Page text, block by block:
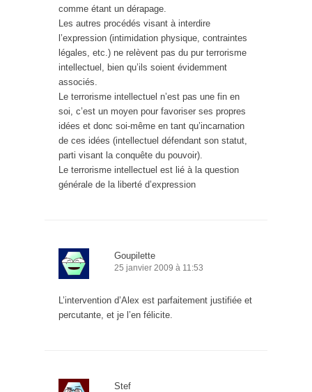
comme étant un dérapage.
Les autres procédés visant à interdire
l’expression (intimidation physique, contraintes
légales, etc.) ne relèvent pas du pur terrorisme
intellectuel, bien qu’ils soient évidemment
associés.
Le terrorisme intellectuel n’est pas une fin en
soi, c’est un moyen pour favoriser ses propres
idées et donc soi-même en tant qu’incarnation
de ces idées (intellectuel défendant son statut,
parti visant la conquête du pouvoir).
Le terrorisme intellectuel est lié à la question
générale de la liberté d’expression
Goupilette
25 janvier 2009 à 11:53
L’intervention d’Alex est parfaitement justifiée et
percutante, et je l’en félicite.
Stef